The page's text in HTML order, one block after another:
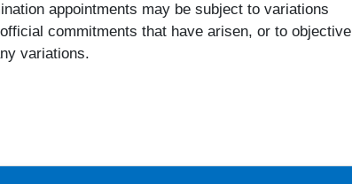
appointments may be subject to variations
commitments that have arisen, or to objective
variations.